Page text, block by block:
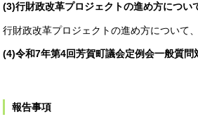
(3)行財政改革プロジェクトの進め方につい
行財政改革プロジェクトの進め方について
(4)令和7年第4回芳賀町議会定例会一般質問
報告事項